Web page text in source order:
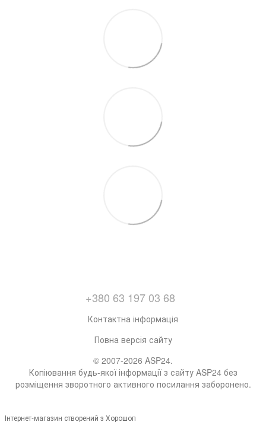
+380 63 197 03 68
Контактна інформація
Повна версія сайту
© 2007-2026 ASP24.
Копіювання будь-якої інформації з сайту ASP24 без
розміщення зворотного активного посилання заборонено.
Інтернет-магазин створений з Хорошоп